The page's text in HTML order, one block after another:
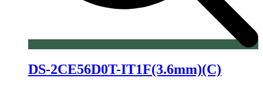
DS-2CE56D0T-IT1F(3.6mm)(C)